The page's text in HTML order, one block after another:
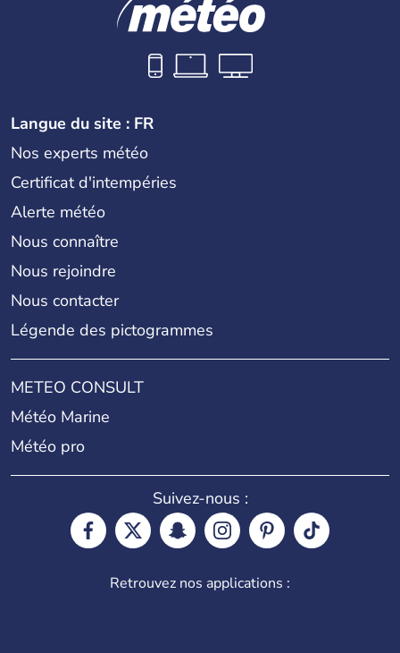
Langue du site : FR
Nos experts météo
Certificat d'intempéries
Alerte météo
Nous connaître
Nous rejoindre
Nous contacter
Légende des pictogrammes
METEO CONSULT
Météo Marine
Météo pro
Suivez-nous :
Retrouvez nos applications :